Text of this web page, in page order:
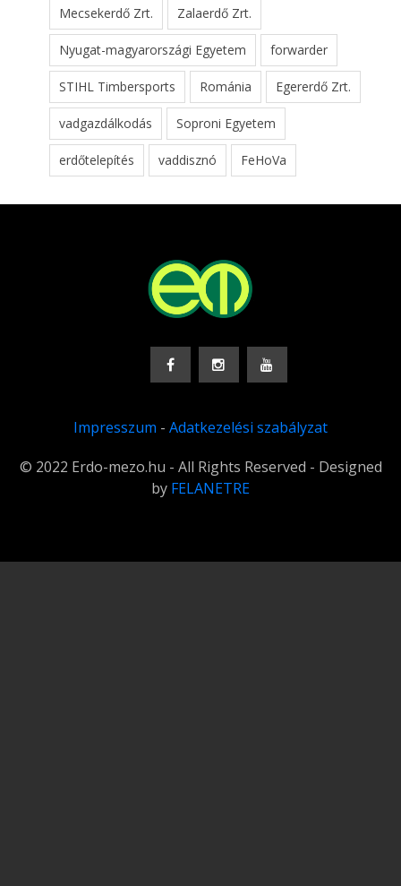
Mecsekerdő Zrt. Zalaerdő Zrt.
Nyugat-magyarországi Egyetem forwarder
STIHL Timbersports Románia Egererdő Zrt.
vadgazdálkodás Soproni Egyetem
erdőtelepítés vaddisznó FeHoVa
Impresszum - Adatkezelési szabályzat
© 2022 Erdo-mezo.hu - All Rights Reserved - Designed
by FELANETRE